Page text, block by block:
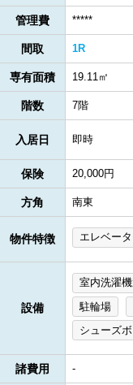
管理費 *****
間取 1R
専有面積 19.11㎡
階数 7階
入居日 即時
保険 20,000円
方角 南東
物件特徴 エレベー
設備
室内洗濯
駐輪場
シューズ
諸費用 -